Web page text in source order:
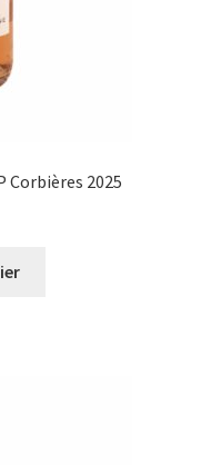
Corbières 2025